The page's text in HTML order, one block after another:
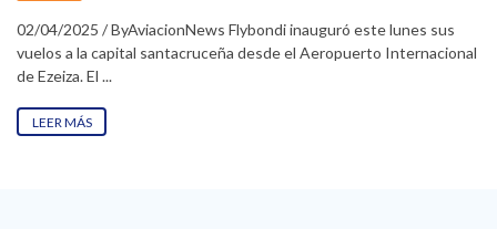
02/04/2025 / ByAviacionNews Flybondi inauguró este lunes sus
vuelos a la capital santacruceña desde el Aeropuerto Internacional
de Ezeiza. El ...
LEER MÁS